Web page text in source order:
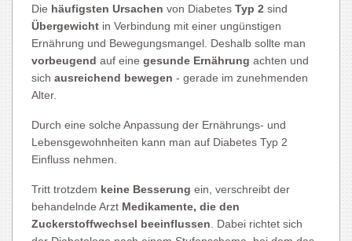
Die häufigsten Ursachen von Diabetes Typ 2 sind
Übergewicht in Verbindung mit einer ungünstigen
Ernährung und Bewegungsmangel. Deshalb sollte man
vorbeugend auf eine gesunde Ernährung achten und
sich ausreichend bewegen - gerade im zunehmenden
Alter.
Durch eine solche Anpassung der Ernährungs- und
Lebensgewohnheiten kann man auf Diabetes Typ 2
Einfluss nehmen.
Tritt trotzdem keine Besserung ein, verschreibt der
behandelnde Arzt Medikamente, die den
Zuckerstoffwechsel beeinflussen . Dabei richtet sich